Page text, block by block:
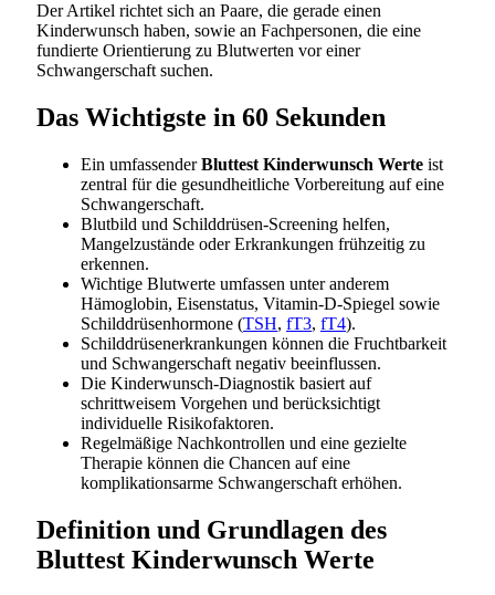
Der Artikel richtet sich an Paare, die gerade einen
Kinderwunsch haben, sowie an Fachpersonen, die eine
fundierte Orientierung zu Blutwerten vor einer
Schwangerschaft suchen.
Das Wichtigste in 60 Sekunden
Ein umfassenderBluttest Kinderwunsch Werte ist
zentral für die gesundheitliche Vorbereitung auf eine
Schwangerschaft.
Blutbild und Schilddrüsen-Screening helfen,
Mangelzustände oder Erkrankungen frühzeitig zu
erkennen.
Wichtige Blutwerte umfassen unter anderem
Hämoglobin, Eisenstatus, Vitamin-D-Spiegel sowie
Schilddrüsenhormone (TSH, fT3, fT4).
Schilddrüsenerkrankungen können die Fruchtbarkeit
und Schwangerschaft negativ beeinflussen.
Die Kinderwunsch-Diagnostik basiert auf
schrittweisem Vorgehen und berücksichtigt
individuelle Risikofaktoren.
Regelmäßige Nachkontrollen und eine gezielte
Therapie können die Chancen auf eine
komplikationsarme Schwangerschaft erhöhen.
Definition und Grundlagen des
Bluttest Kinderwunsch Werte